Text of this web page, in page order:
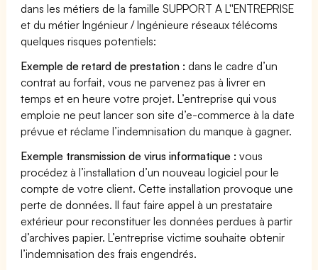
dans les métiers de la famille SUPPORT A L''ENTREPRISE
et du métier Ingénieur / Ingénieure réseaux télécoms
quelques risques potentiels:
Exemple de retard de prestation : dans le cadre d’un
contrat au forfait, vous ne parvenez pas à livrer en
temps et en heure votre projet. L’entreprise qui vous
emploie ne peut lancer son site d’e-commerce à la date
prévue et réclame l’indemnisation du manque à gagner.
Exemple transmission de virus informatique : vous
procédez à l’installation d’un nouveau logiciel pour le
compte de votre client. Cette installation provoque une
perte de données. Il faut faire appel à un prestataire
extérieur pour reconstituer les données perdues à partir
d’archives papier. L’entreprise victime souhaite obtenir
l’indemnisation des frais engendrés.